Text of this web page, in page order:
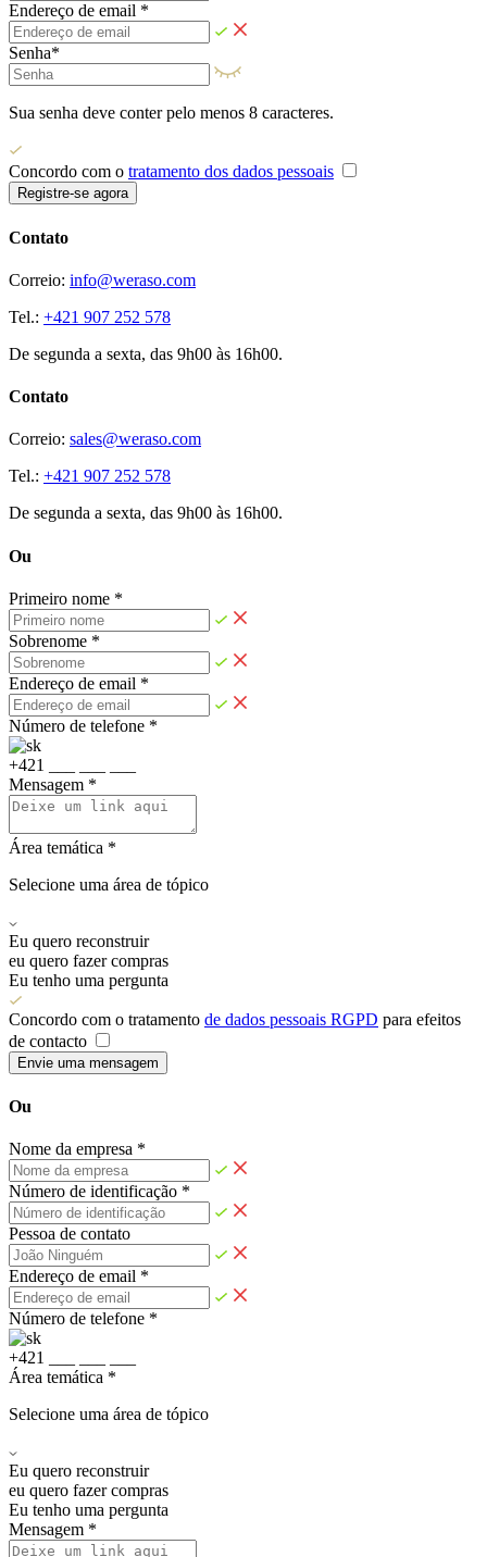
Endereço de email *
Senha*
Sua senha deve conter pelo menos 8 caracteres.
Concordo com o tratamento dos dados pessoais
Registre-se agora
Contato
Correio: info@weraso.com
Tel.: +421 907 252 578
De segunda a sexta, das 9h00 às 16h00.
Contato
Correio: sales@weraso.com
Tel.: +421 907 252 578
De segunda a sexta, das 9h00 às 16h00.
Ou
Primeiro nome *
Sobrenome *
Endereço de email *
Número de telefone *
+421
Mensagem *
Área temática *
Selecione uma área de tópico
Eu quero reconstruir
eu quero fazer compras
Eu tenho uma pergunta
Concordo com o tratamento de dados pessoais RGPD para efeitos
de contacto
Envie uma mensagem
Ou
Nome da empresa *
Número de identificação *
Pessoa de contato
Endereço de email *
Número de telefone *
+421
Área temática *
Selecione uma área de tópico
Eu quero reconstruir
eu quero fazer compras
Eu tenho uma pergunta
Mensagem *